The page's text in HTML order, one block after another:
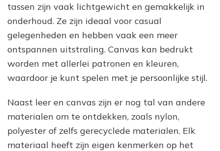
tassen zijn vaak lichtgewicht en gemakkelijk in
onderhoud. Ze zijn ideaal voor casual
gelegenheden en hebben vaak een meer
ontspannen uitstraling. Canvas kan bedrukt
worden met allerlei patronen en kleuren,
waardoor je kunt spelen met je persoonlijke stijl.
Naast leer en canvas zijn er nog tal van andere
materialen om te ontdekken, zoals nylon,
polyester of zelfs gerecyclede materialen. Elk
materiaal heeft zijn eigen kenmerken op het